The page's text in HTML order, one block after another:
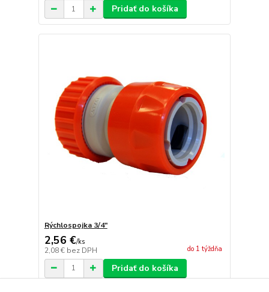
Pridať do košíka
Rýchlospojka 3/4"
2,56 €/ks
2,08 € bez DPH do 1 týždňa
Pridať do košíka